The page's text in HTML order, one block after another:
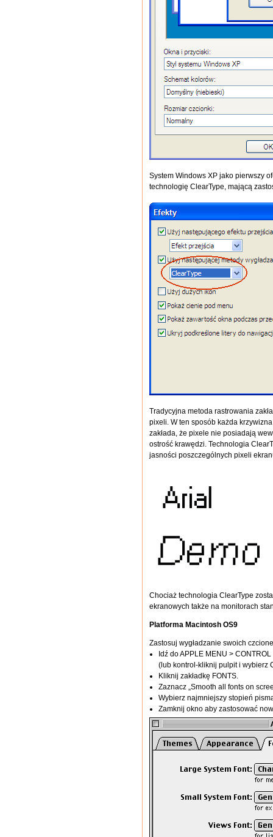
System Windows XP jako pierwszy
technologię ClearType, mającą
Tradycyjna metoda rastrowania
pixeli. W ten sposób każda
zakłada, że pixele nie posiadają
ostrość krawędzi. Technologia
jasności poszczególnych pixeli
Chociaż technologia ClearType
ekranowych także na monitorach
Platforma Macintosh OS9
Zastosuj wygładzanie swoich
Idź do APPLE MENU >
(lub kontrol-kliknij pulpit i wybierz
Kliknij zakładkę FONTS.
Zaznacz „Smooth all fonts on
Wybierz najmniejszy stopień
Zamknij okno aby zastosować